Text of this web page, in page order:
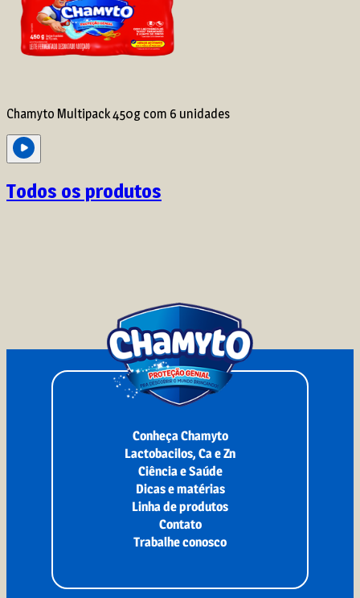
Chamyto Multipack 450g com 6 unidades
Todos os produtos
Conheça Chamyto
Lactobacilos, Ca e Zn
Ciência e Saúde
Dicas e matérias
Linha de produtos
Contato
Trabalhe conosco